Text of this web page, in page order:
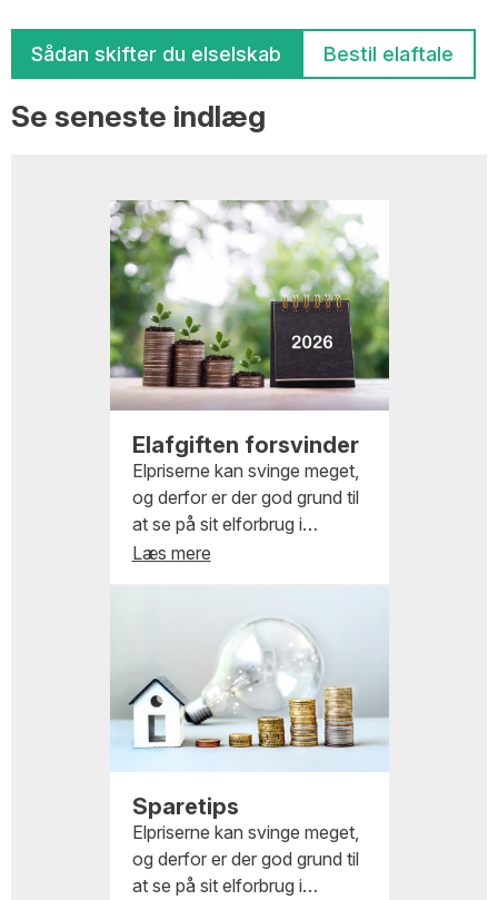
Sådan skifter du elselskab Bestil elaftale
Se seneste indlæg
Elafgiften forsvinder
Elpriserne kan svinge meget,
og derfor er der god grund til
at se på sit elforbrug i
hjemmet. Heldigvis er der
på kompromis med
Læs mere
Sparetips
Elpriserne kan svinge meget,
og derfor er der god grund til
at se på sit elforbrug i